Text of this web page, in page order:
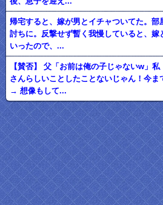
帰宅すると、嫁が男とイチャついてた。部
討ちに。反撃せず暫く我慢していると、嫁
いったので、...
【賛否】 父「お前は俺の子じゃないw」
さんらしいことしたことないじゃん！今ま
→ 想像もして...